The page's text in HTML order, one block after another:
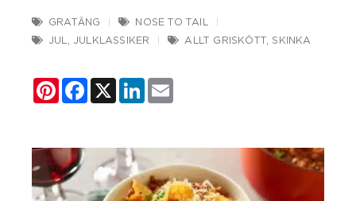
GRATÄNG
NOSE TO TAIL
JUL
JULKLASSIKER ALLT GRISKÖTT SKINKA
PinterestFacebook
X LinkedIn